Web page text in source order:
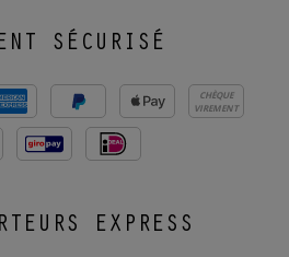
SÉCURISÉ
CHÈQUE
VIREMENT
EXPRESS